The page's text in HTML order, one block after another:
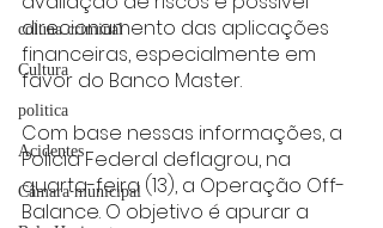
coluna criminal
Cultura
politica
Acidentes
Câmara municipal
direcionamento das aplicações
financeiras, especialmente em
favor do Banco Master.
Com base nessas informações, a
Polícia Federal deflagrou, na
quarta-feira (13), a Operação Off-
Balance. O objetivo é apurar a